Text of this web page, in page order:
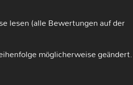
lesen (alle Bewertungen auf der
möglicherweise geändert.